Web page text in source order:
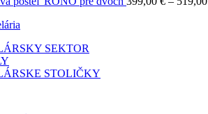
SEKTOR
STOLIČKY